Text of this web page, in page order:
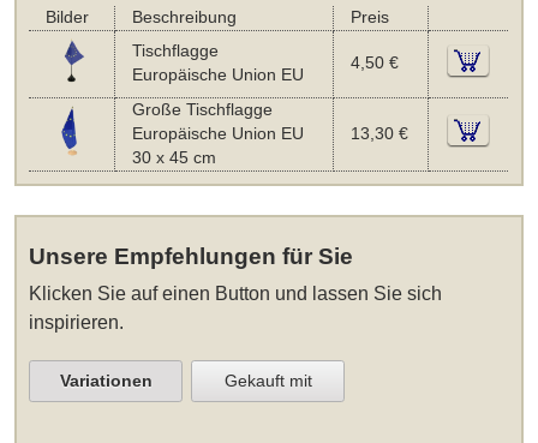
Bilder Beschreibung
Preis
Tischflagge
Europäische Union EU
4,50 €
Große Tischflagge
Europäische Union EU
30 x 45 cm
13,30 €
Unsere Empfehlungen für Sie
Klicken Sie auf einen Button und lassen Sie sich
inspirieren.
Variationen Gekauft mit